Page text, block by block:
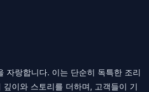
자랑합니다. 이는 단순히 독특한 조리
이와 스토리를 더하며, 고객들이 기